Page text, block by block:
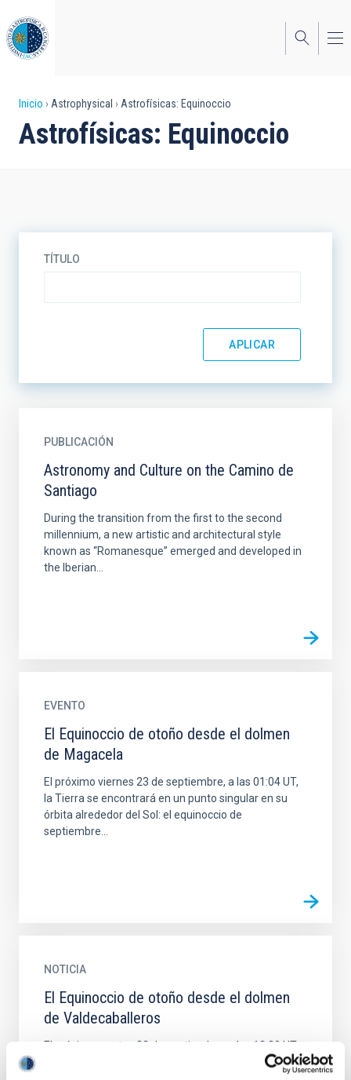
al
contenido
principal
Sobrescribir
enlaces
navegación
Inicio Astrophysical Astrofísicas: Equinoccio
Astrofísicas: Equinoccio
TÍTULO
PUBLICACIÓN
Astronomy and Culture on the Camino de
Santiago
During the transition from the first to the second
millennium, a new artistic and architectural style
known as “Romanesque” emerged and developed in
the Iberian...
EVENTO
El Equinoccio de otoño desde el dolmen
de Magacela
El próximo viernes 23 de septiembre, a las 01:04 UT,
la Tierra se encontrará en un punto singular en su
órbita alrededor del Sol: el equinoccio de
septiembre...
NOTICIA
El Equinoccio de otoño desde el dolmen
de Valdecaballeros
El próximo martes 22 de septiembre, a las 13:30 UT,
la Tierra se encontrará en un punto singular en su